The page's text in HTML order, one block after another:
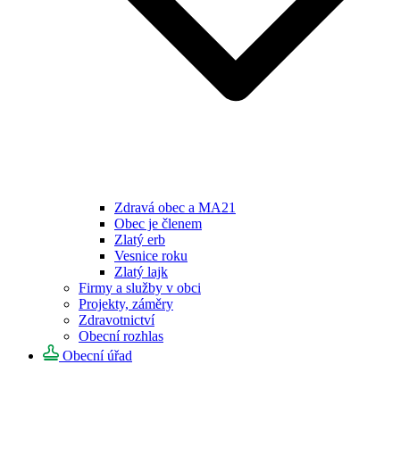
Zdravá obec a MA21
Obec je členem
Zlatý erb
Vesnice roku
Zlatý lajk
Firmy a služby v obci
Projekty, záměry
Zdravotnictví
Obecní rozhlas
Obecní úřad